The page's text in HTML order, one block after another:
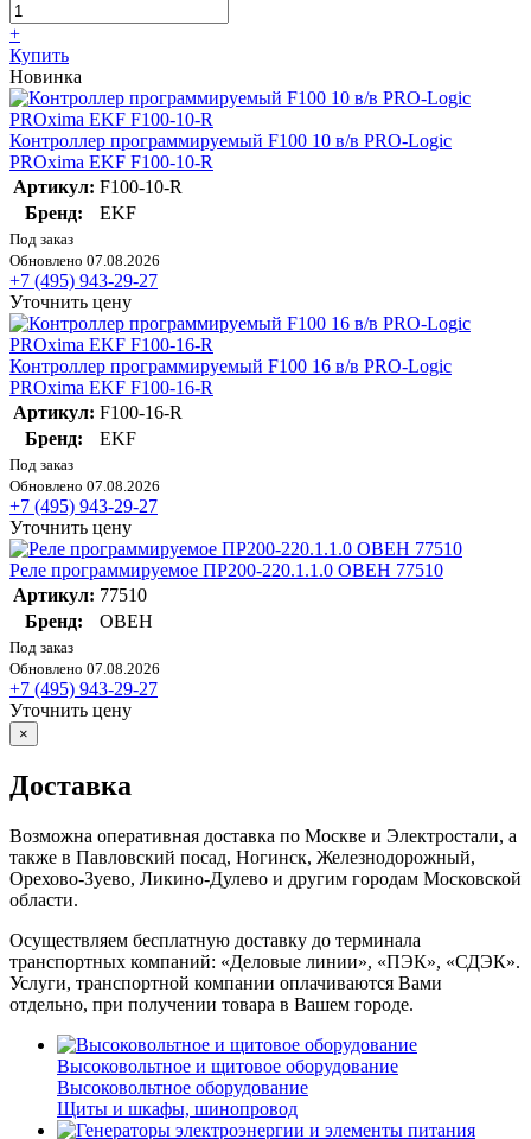
+
Купить
Новинка
Контроллер программируемый F100 10 в/в PRO-Logic
PROxima EKF F100-10-R
Артикул: F100-10-R
Бренд:
EKF
Под заказ
Обновлено 07.08.2026
+7 (495) 943-29-27
Уточнить цену
Контроллер программируемый F100 16 в/в PRO-Logic
PROxima EKF F100-16-R
Артикул: F100-16-R
Бренд:
EKF
Под заказ
Обновлено 07.08.2026
+7 (495) 943-29-27
Уточнить цену
Реле программируемое ПР200-220.1.1.0 ОВЕН 77510
Артикул: 77510
Бренд:
ОВЕН
Под заказ
Обновлено 07.08.2026
+7 (495) 943-29-27
Уточнить цену
×
Доставка
Возможна оперативная доставка по Москве и Электростали, а
также в Павловский посад, Ногинск, Железнодорожный,
Орехово-Зуево, Ликино-Дулево и другим городам Московской
области.
Осуществляем бесплатную доставку до терминала
транспортных компаний: «Деловые линии», «ПЭК», «СДЭК».
Услуги, транспортной компании оплачиваются Вами
отдельно, при получении товара в Вашем городе.
Высоковольтное и щитовое оборудование
Высоковольтное оборудование
Щиты и шкафы, шинопровод